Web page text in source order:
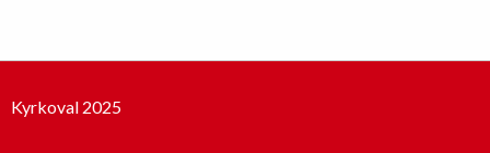
Kyrkoval 2025